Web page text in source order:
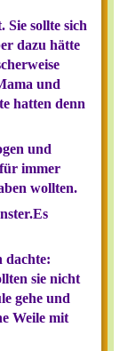
Sie sollte sich
dazu hätte
und
hatten denn
und
für immer
wollten.
dachte:
sie nicht
gehe und
Weile mit